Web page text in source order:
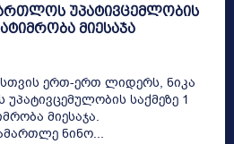
უპატივცემლობის
მიესაჯა
ერთ-ერთ ლიდერს, ნიკა
საქმეზე 1
მიესაჯა.
ნინო...